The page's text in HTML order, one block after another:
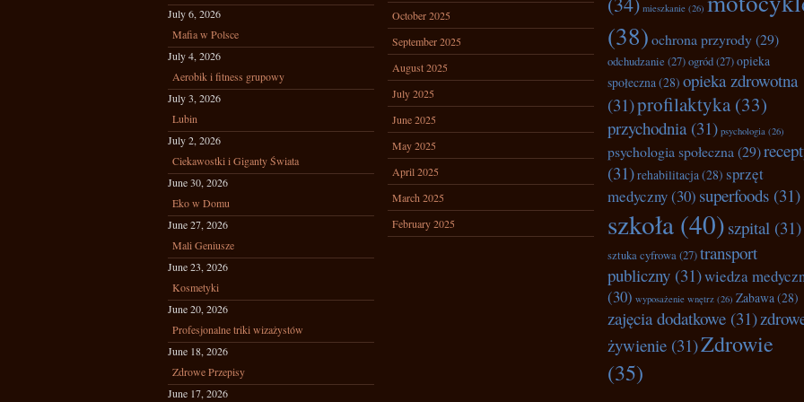
July 6, 2026
Mafia w Polsce
July 4, 2026
Aerobik i fitness grupowy
July 3, 2026
Lubin
July 2, 2026
Ciekawostki i Giganty Świata
June 30, 2026
Eko w Domu
June 27, 2026
Mali Geniusze
June 23, 2026
Kosmetyki
June 20, 2026
Profesjonalne triki wizażystów
June 18, 2026
Zdrowe Przepisy
June 17, 2026
October 2025
September 2025
August 2025
July 2025
June 2025
May 2025
April 2025
March 2025
February 2025
mieszkanie (26)
(38)ochrona przyrody(29)
odchudzanie (27)ogród(27)opieka
społeczna(28) opieka zdrowotna
(31)profilaktyka(33)
przychodnia(31) psychologia (26)
psychologia społeczna (29)
(31)rehabilitacja(28) sprzęt
medyczny(30) superfoods (31)
szkoła (40) szpital (31)
sztuka cyfrowa(27)transport
publiczny (31)wiedza
(30) wyposażenie wnętrz (26) Zabawa(28)
zajęcia dodatkowe (31)
żywienie (31)Zdrowie
(35)